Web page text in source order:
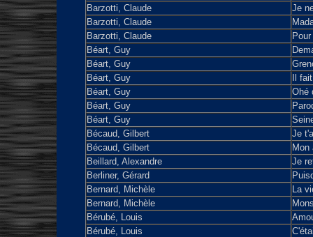
Barzotti, Claude
Je
Barzotti, Claude
Barzotti, Claude
Béart, Guy
Béart, Guy
Béart, Guy
Il
Béart, Guy
Ohé
Béart, Guy
Béart, Guy
Bécaud, Gilbert
Je
Bécaud, Gilbert
Mon
Beillard, Alexandre
Je
Berliner, Gérard
Bernard, Michèle
La
Bernard, Michèle
Bérubé, Louis
Bérubé, Louis